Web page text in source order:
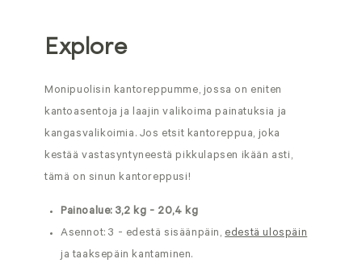
Explore
Monipuolisin kantoreppumme, jossa on eniten
kantoasentoja ja laajin valikoima painatuksia ja
kangasvalikoimia. Jos etsit kantoreppua, joka
kestää vastasyntyneestä pikkulapsen ikään asti,
tämä on sinun kantoreppusi!
Painoalue: 3,2 kg - 20,4 kg
Asennot: 3 - edestä sisäänpäin,edestä ulospäin
ja taaksepäin kantaminen.